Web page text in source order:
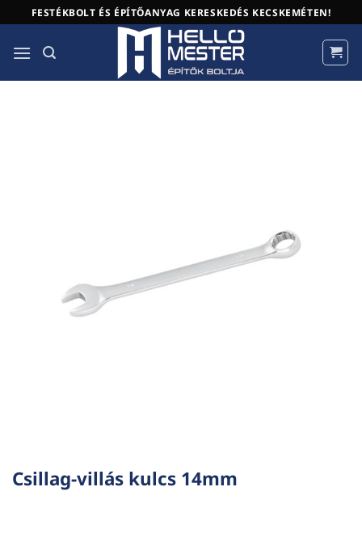
to
content
FESTÉKBOLT ÉS ÉPÍTŐANYAG KERESKEDÉS KECSKEMÉTEN!
Csillag-villás kulcs 14mm